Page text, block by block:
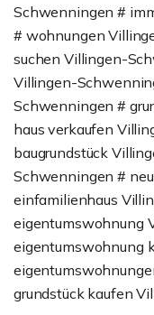
Schwenningen #
# wohnungen
suchen Villingen-
Villingen-
Schwenningen #
haus verkaufen
baugrundstück
Schwenningen #
einfamilienhaus
eigentumswohnung
eigentumswohnung
grundstück kaufen